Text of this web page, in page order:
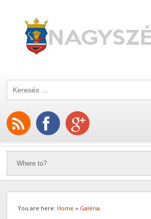
You are here: Home » Galéria